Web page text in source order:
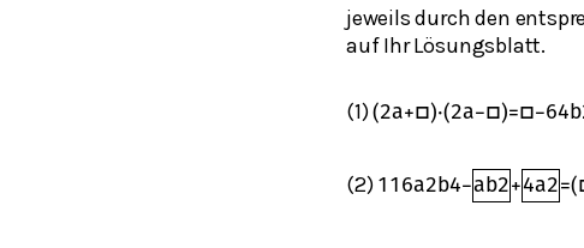
jeweils durch den
auf Ihr Lösungsblatt.
(1)(2a+□)⋅(2a−□)=□−64 b
(2) 1 16a2 b4−a b2+4a2=(